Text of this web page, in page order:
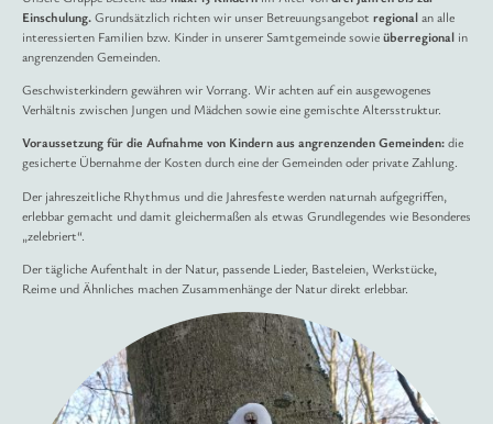
Einschulung.Grundsätzlich richten wir unser Betreuungsangebot regionalan alle
interessierten Familien bzw. Kinder in unserer Samtgemeinde sowieüberregional in
angrenzenden Gemeinden.
Geschwisterkindern gewähren wir Vorrang. Wir achten auf ein ausgewogenes
Verhältnis zwischen Jungen und Mädchen sowie eine gemischte Altersstruktur.
Voraussetzung für die Aufnahme von Kindern aus angrenzenden Gemeinden:die
gesicherte Übernahme der Kosten durch eine der Gemeinden oder private Zahlung.
Der jahreszeitliche Rhythmus und die Jahresfeste werden naturnah aufgegriffen,
erlebbar gemacht und damit gleichermaßen als etwas Grundlegendes wie Besonderes
„zelebriert“.
Der tägliche Aufenthalt in der Natur, passende Lieder, Basteleien, Werkstücke,
Reime und Ähnliches machen Zusammenhänge der Natur direkt erlebbar.